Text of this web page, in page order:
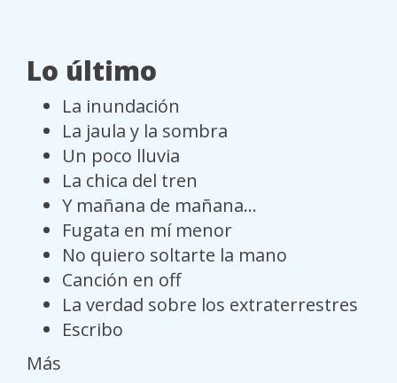
Lo último
La inundación
La jaula y la sombra
Un poco lluvia
La chica del tren
Y mañana de mañana...
Fugata en mí menor
No quiero soltarte la mano
Canción en off
La verdad sobre los extraterrestres
Escribo
Más